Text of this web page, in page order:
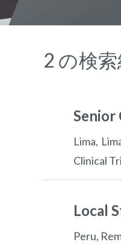
2 の検
Senior
lima
Clinical
Local
Peru,